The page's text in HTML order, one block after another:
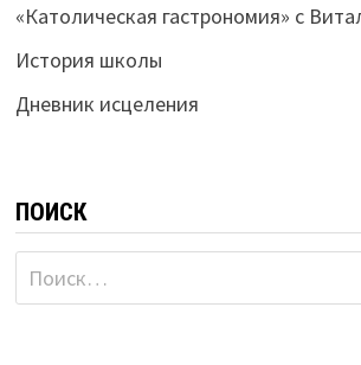
«Католическая гастрономия» с
История школы
Дневник исцеления
ПОИСК
Найти: